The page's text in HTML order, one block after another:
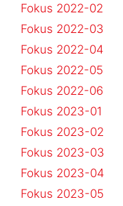
Fokus 2022-02
Fokus 2022-03
Fokus 2022-04
Fokus 2022-05
Fokus 2022-06
Fokus 2023-01
Fokus 2023-02
Fokus 2023-03
Fokus 2023-04
Fokus 2023-05